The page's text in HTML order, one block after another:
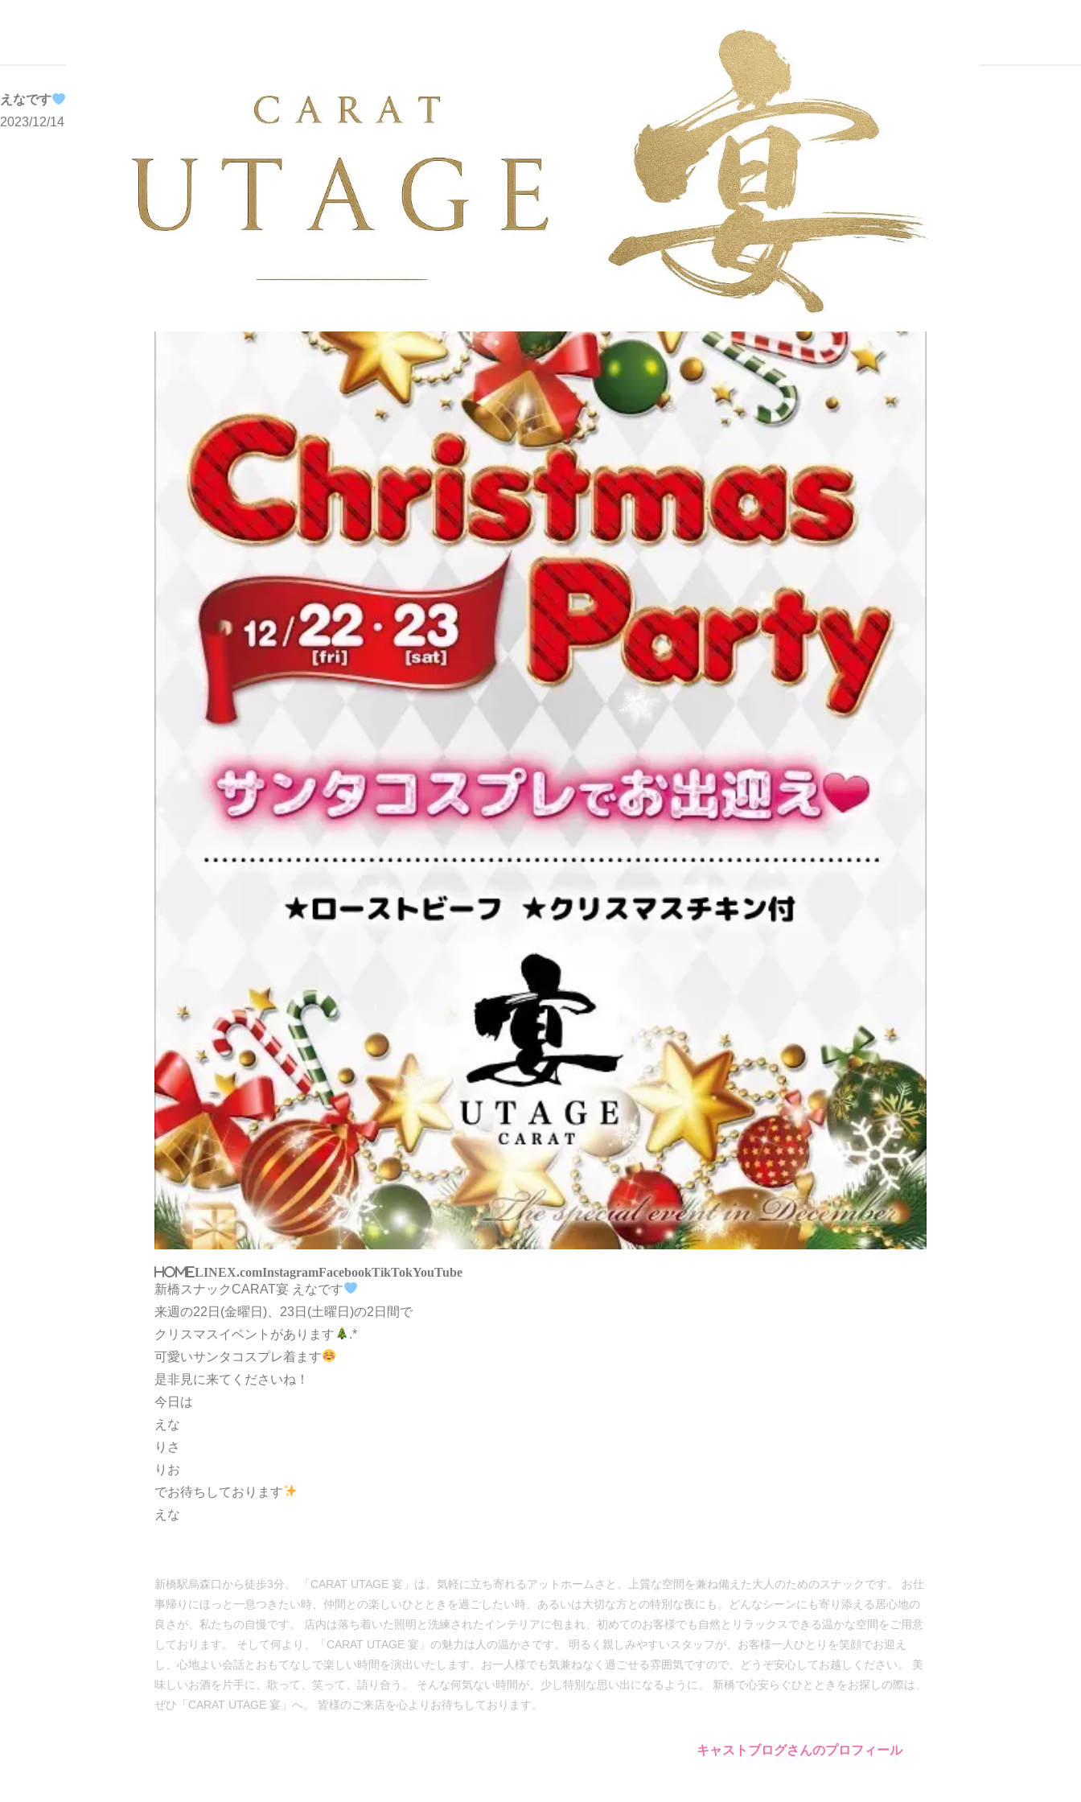
えなです
2023/12/14
HOMELINEX.comInstagramFacebookTikTokYouTube
新橋スナックCARAT宴 えなです
来週の22日(金曜日)、23日(土曜日)の2日間で
クリスマスイベントがあります
.*
可愛いサンタコスプレ着ます
是非見に来てくださいね！
今日は
えな
りさ
りお
でお待ちしております
えな
新橋駅烏森口から徒歩3分。 「CARAT UTAGE 宴」は、気軽に立ち寄れるアットホームさと、上質な空間を兼ね備えた大人のためのスナックです。 お仕
事帰りにほっと一息つきたい時、仲間との楽しいひとときを過ごしたい時、あるいは大切な方との特別な夜にも。どんなシーンにも寄り添える居心地の
良さが、私たちの自慢です。 店内は落ち着いた照明と洗練されたインテリアに包まれ、初めてのお客様でも自然とリラックスできる温かな空間をご用意
しております。 そして何より、「CARAT UTAGE 宴」の魅力は人の温かさです。 明るく親しみやすいスタッフが、お客様一人ひとりを笑顔でお迎え
し、心地よい会話とおもてなしで楽しい時間を演出いたします。お一人様でも気兼ねなく過ごせる雰囲気ですので、どうぞ安心してお越しください。 美
味しいお酒を片手に、歌って、笑って、語り合う。 そんな何気ない時間が、少し特別な思い出になるように。 新橋で心安らぐひとときをお探しの際は、
ぜひ「CARAT UTAGE 宴」へ。 皆様のご来店を心よりお待ちしております。
キャストブログさんのプロフィール